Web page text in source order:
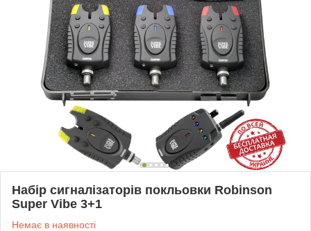
Набір сигналізаторів покльовки Robinson
Super Vibe 3+1
Немає в наявності